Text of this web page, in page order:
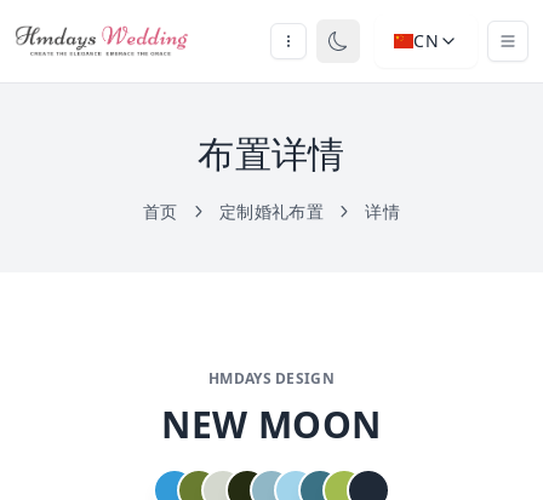
CN
布置详情
首页 定制婚礼布置 详情
HMDAYS DESIGN
NEW MOON